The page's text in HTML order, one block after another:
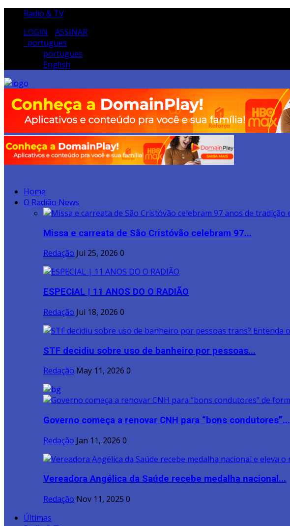
Radio & TV
LOGIN
ASSINAR
portugues
portugues
English
Home
O Radião News
Missa e carreata de São Cristóvão celebram 97...
Redação Jul 25, 2026 0
ESPECIAL | 11 ANOS DO O RADIÃO
Redação Jul 18, 2026 0
STF decidiu sobre uso de banheiro por pessoas...
Redação May 11, 2026 0
Governo começa a renovar CNH para “bons condutores”...
Redação Jan 11, 2026 0
Vereadora Angélica da Saúde recebe medalha nacional...
Redação Nov 11, 2025 0
Últimas